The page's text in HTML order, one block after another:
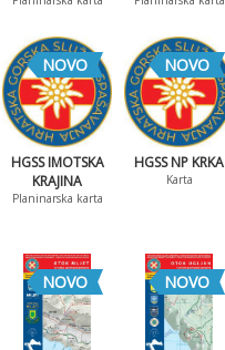
NOVO
HGSS IMOTSKA
KRAJINA
Planinarska karta
NOVO
HGSS NP KRKA
Karta
NOVO NOVO